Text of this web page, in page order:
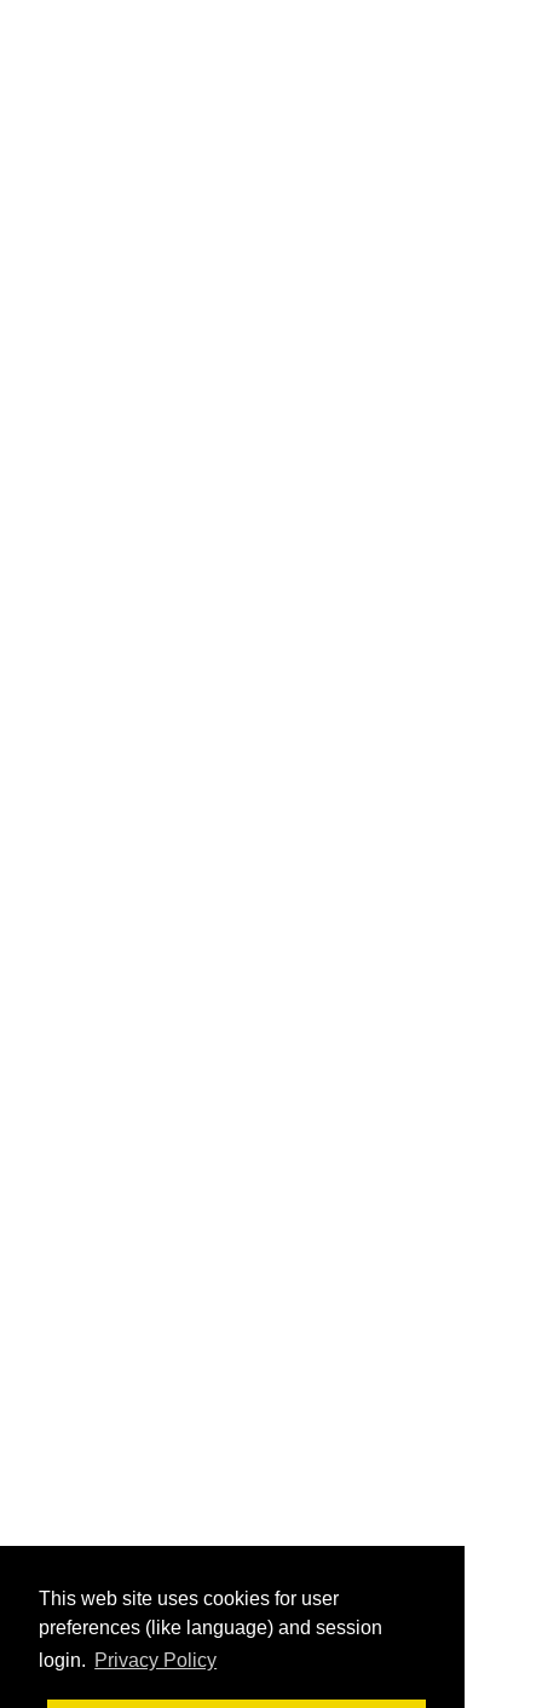
This web site uses cookies for user
preferences (like language) and session
login. Privacy Policy